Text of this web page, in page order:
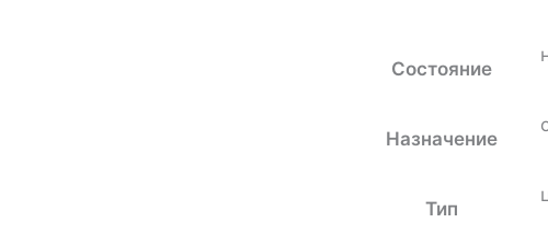
Состояние
Назначение
Тип